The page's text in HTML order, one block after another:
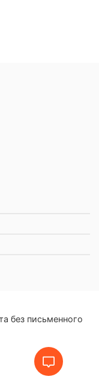
без письменного